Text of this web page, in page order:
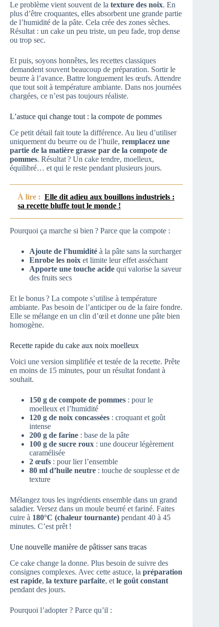
Le problème vient souvent de la texture des noix. En
plus d’être croquantes, elles absorbent une grande partie
de l’humidité de la pâte. Cela crée des zones sèches.
Résultat : un cake un peu triste, un peu fade, trop dense
ou trop sec.
Et puis, soyons honnêtes, les recettes classiques
demandent souvent beaucoup de préparation. Sortir le
beurre à l’avance. Battre longuement les œufs. Attendre
que tout soit à température ambiante. Dans nos journées
chargées, ce n’est pas toujours réaliste.
L’astuce qui change tout : la compote de pommes
Ce petit détail fait toute la différence. Au lieu d’utiliser
uniquement du beurre ou de l’huile, remplacez une
partie de la matière grasse par de la compote de
pommes. Résultat ? Un cake tendre, moelleux,
équilibré… et qui le reste pendant plusieurs jours.
À lire : Elle dit adieu aux bouillons industriels :
sa recette bluffe tout le monde !
Pourquoi ça marche si bien ? Parce que la compote :
Ajoute de l’humidité à la pâte sans la surcharger
Enrobe les noix et limite leur effet asséchant
Apporte une touche acide qui valorise la saveur
des fruits secs
Et le bonus ? La compote s’utilise à température
ambiante. Pas besoin de l’anticiper ou de la faire fondre.
Elle se mélange en un clin d’œil et donne une pâte bien
homogène.
Recette rapide du cake aux noix moelleux
Voici une version simplifiée et testée de la recette. Prête
en moins de 15 minutes, pour un résultat fondant à
souhait.
150 g de compote de pommes : pour le
moelleux et l’humidité
120 g de noix concassées : croquant et goût
intense
200 g de farine : base de la pâte
100 g de sucre roux : une douceur légèrement
caramélisée
2 œufs : pour lier l’ensemble
80 ml d’huile neutre : touche de souplesse et de
texture
Mélangez tous les ingrédients ensemble dans un grand
saladier. Versez dans un moule beurré et fariné. Faites
cuire à 180°C (chaleur tournante) pendant 40 à 45
minutes. C’est prêt !
Une nouvelle manière de pâtisser sans tracas
Ce cake change la donne. Plus besoin de suivre des
consignes complexes. Avec cette astuce, la préparation
est rapide, la texture parfaite, et le goût constant
pendant des jours.
Pourquoi l’adopter ? Parce qu’il :